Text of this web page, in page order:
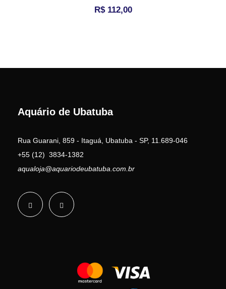
R$112,00
Aquário de Ubatuba
Rua Guarani, 859 - Itaguá, Ubatuba - SP, 11.689-046
+55 (12) 3834-1382
aqualoja@aquariodeubatuba.com.br